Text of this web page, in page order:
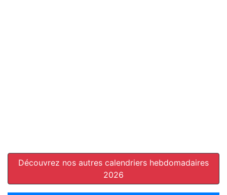
Découvrez nos autres calendriers hebdomadaires
2026